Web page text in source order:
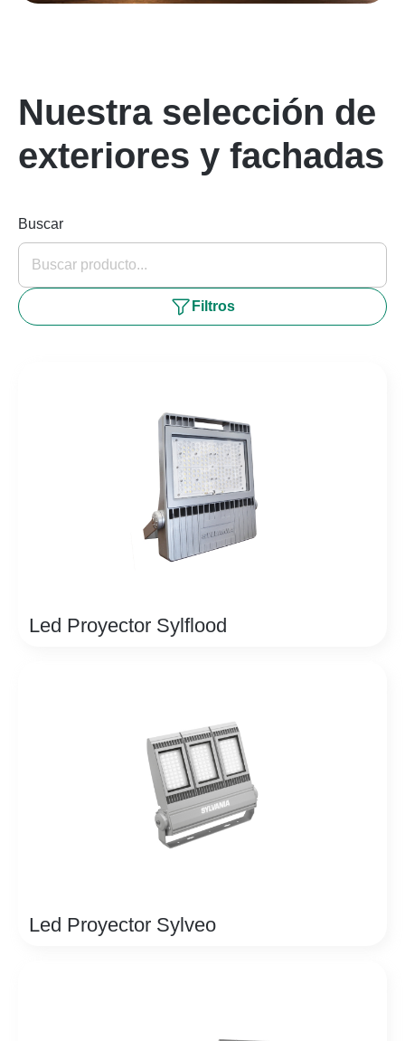
Nuestra selección de
exteriores y fachadas
Buscar
Filtros
Led Proyector Sylflood
Led Proyector Sylveo